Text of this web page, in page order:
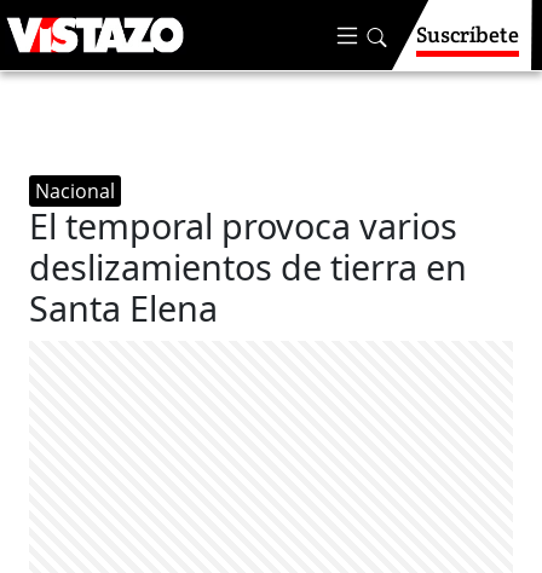
Suscríbete
Nacional
El temporal provoca varios
deslizamientos de tierra en
Santa Elena